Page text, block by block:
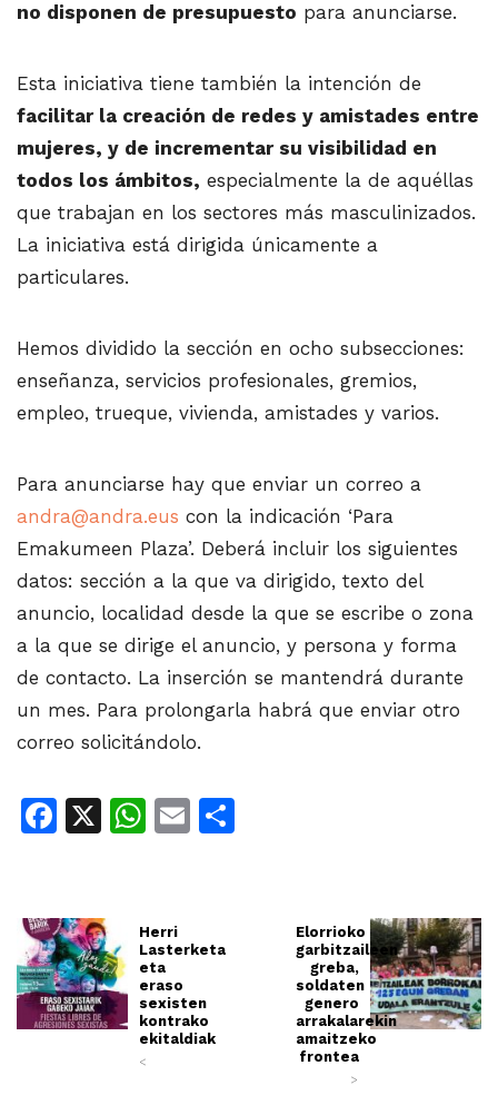
no disponen de presupuesto para anunciarse.
Esta iniciativa tiene también la intención de
facilitar la creación de redes y amistades entre
mujeres, y de incrementar su visibilidad en
todos los ámbitos, especialmente la de aquéllas
que trabajan en los sectores más masculinizados.
La iniciativa está dirigida únicamente a
particulares.
Hemos dividido la sección en ocho subsecciones:
enseñanza, servicios profesionales, gremios,
empleo, trueque, vivienda, amistades y varios.
Para anunciarse hay que enviar un correo a
andra@andra.eus con la indicación ‘Para
Emakumeen Plaza’. Deberá incluir los siguientes
datos: sección a la que va dirigido, texto del
anuncio, localidad desde la que se escribe o zona
a la que se dirige el anuncio, y persona y forma
de contacto. La inserción se mantendrá durante
un mes. Para prolongarla habrá que enviar otro
correo solicitándolo.
Facebook
X WhatsApp
Email
Herri
Lasterketa
eta
eraso
sexisten
kontrako
ekitaldiak
<
Elorrioko
garbitzaileen
greba,
soldaten
genero
arrakalarekin
amaitzeko
frontea
>